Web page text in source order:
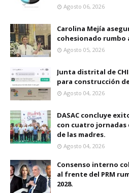
Agosto 06, 2026
Carolina Mejía
cohesionado rumbo
Agosto 05, 2026
Junta distrital de
para construcción
Agosto 04, 2026
DASAC concluye
con cuatro
de las madres.
Agosto 04, 2026
Consenso interno
al frente del PRM
2028.